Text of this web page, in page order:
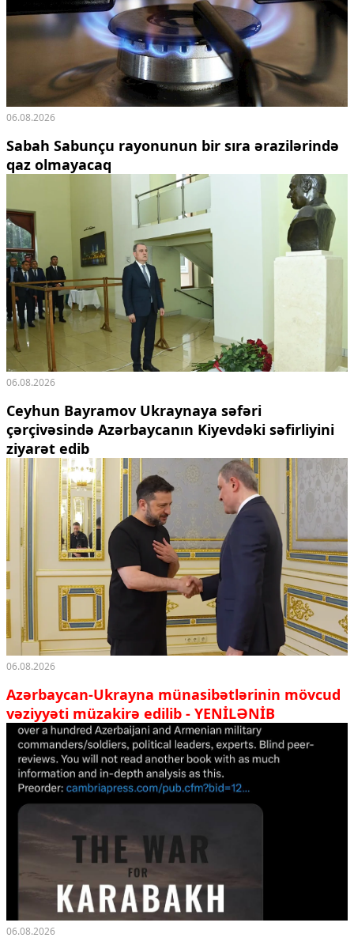
06.08.2026
Sabah Sabunçu rayonunun bir sıra ərazilərində
qaz olmayacaq
06.08.2026
Ceyhun Bayramov Ukraynaya səfəri
çərçivəsində Azərbaycanın Kiyevdəki səfirliyini
ziyarət edib
06.08.2026
Azərbaycan-Ukrayna münasibətlərinin mövcud
vəziyyəti müzakirə edilib - YENİLƏNİB
06.08.2026